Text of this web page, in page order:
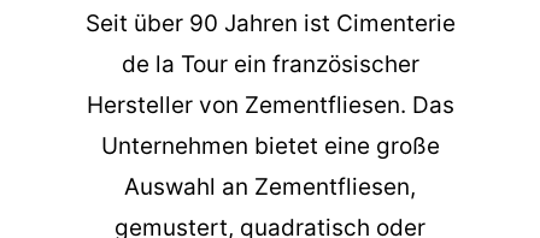
Seit über 90 Jahren ist Cimenterie
de la Tour ein französischer
Hersteller von Zementfliesen. Das
Unternehmen bietet eine große
Auswahl an Zementfliesen,
gemustert, quadratisch oder